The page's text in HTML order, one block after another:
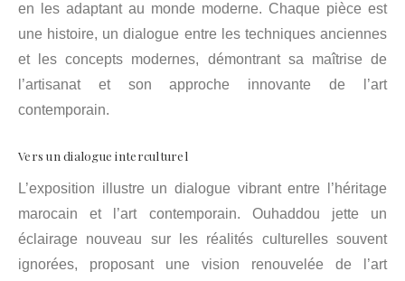
en les adaptant au monde moderne. Chaque pièce est
une histoire, un dialogue entre les techniques anciennes
et les concepts modernes, démontrant sa maîtrise de
l’artisanat et son approche innovante de l’art
contemporain.
Vers un dialogue interculturel
L’exposition illustre un dialogue vibrant entre l’héritage
marocain et l’art contemporain. Ouhaddou jette un
éclairage nouveau sur les réalités culturelles souvent
ignorées, proposant une vision renouvelée de l’art